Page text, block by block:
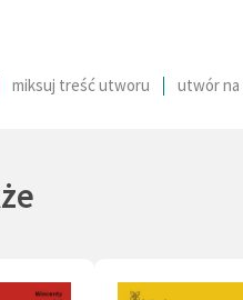
na
1830 r.
miksuj treść utworu utwór na